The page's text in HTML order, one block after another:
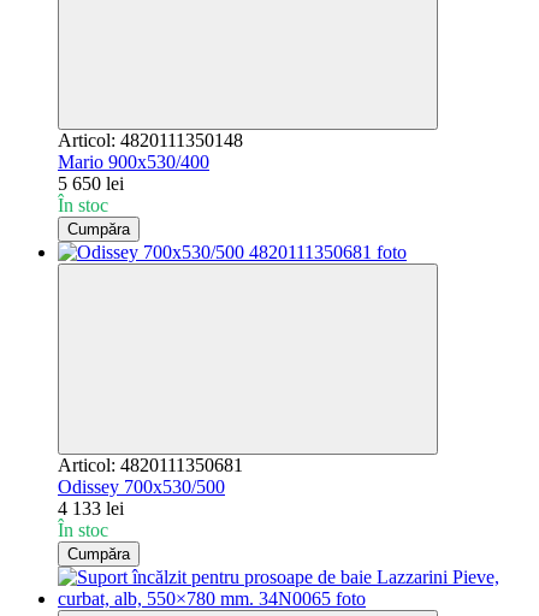
Articol: 4820111350148
Мario 900x530/400
5 650 lei
În stoc
Cumpăra
Articol: 4820111350681
Оdissey 700x530/500
4 133 lei
În stoc
Cumpăra